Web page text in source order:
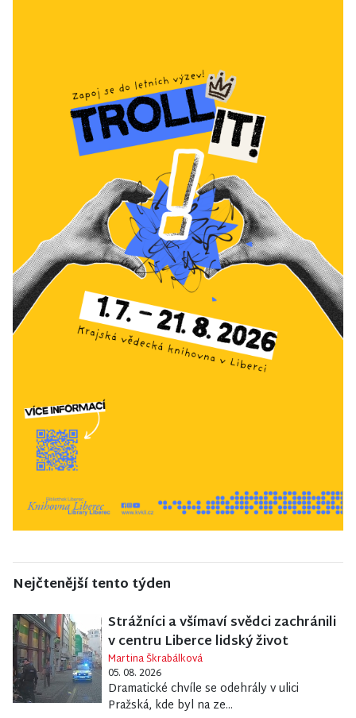
Nejčtenější tento týden
Strážníci a všímaví svědci zachránili
v centru Liberce lidský život
Martina Škrabálková
05. 08. 2026
Dramatické chvíle se odehrály v ulici
Pražská, kde byl na ze...